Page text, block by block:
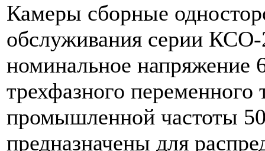
Камеры сборные
обслуживания серии КСО-
номинальное напряжение
трехфазного переменного
промышленной частоты
предназначены для